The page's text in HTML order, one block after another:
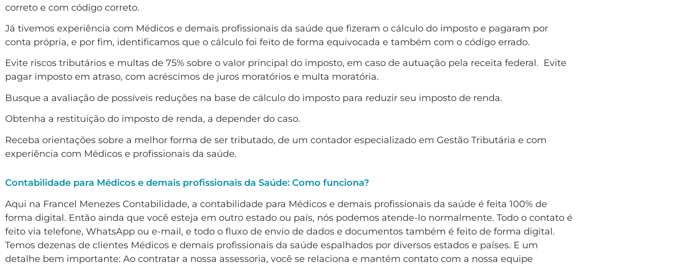
correto e com código correto.
Já tivemos experiência com Médicos e demais profissionais da saúde que fizeram o cálculo do imposto e pagaram por
conta própria, e por fim, identificamos que o cálculo foi feito de forma equivocada e também com o código errado.
Evite riscos tributários e multas de 75% sobre o valor principal do imposto, em caso de autuação pela receita federal. Evite
pagar imposto em atraso, com acréscimos de juros moratórios e multa moratória.
Busque a avaliação de possíveis reduções na base de cálculo do imposto para reduzir seu imposto de renda.
Obtenha a restituição do imposto de renda, a depender do caso.
Receba orientações sobre a melhor forma de ser tributado, de um contador especializado em Gestão Tributária e com
experiência com Médicos e profissionais da saúde.
Contabilidade para Médicos e demais profissionais da Saúde: Como funciona?
Aqui na Francel Menezes Contabilidade, a contabilidade para Médicos e demais profissionais da saúde é feita 100% de
forma digital. Então ainda que você esteja em outro estado ou país, nós podemos atende-lo normalmente. Todo o contato é
feito via telefone, WhatsApp ou e-mail, e todo o fluxo de envio de dados e documentos também é feito de forma digital.
Temos dezenas de clientes Médicos e demais profissionais da saúde espalhados por diversos estados e países. E um
detalhe bem importante: Ao contratar a nossa assessoria, você se relaciona e mantém contato com a nossa equipe